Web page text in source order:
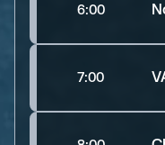
6:00
7:00